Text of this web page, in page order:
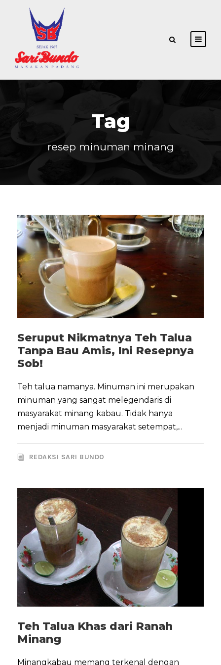
Tag
resep minuman minang
Seruput Nikmatnya Teh Talua
Tanpa Bau Amis, Ini Resepnya
Sob!
Teh talua namanya. Minuman ini merupakan
minuman yang sangat melegendaris di
masyarakat minang kabau. Tidak hanya
menjadi minuman masyarakat setempat,...
REDAKSI SARI BUNDO
Teh Talua Khas dari Ranah
Minang
Minangkabau memang terkenal dengan